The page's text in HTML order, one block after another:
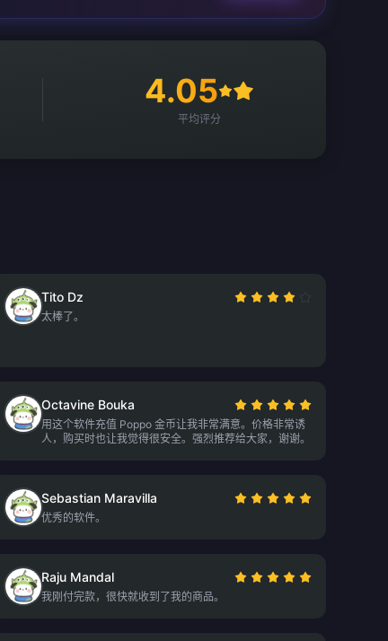
4.05
平均评分
Tito Dz
太棒了。
Octavine Bouka
用这个软件充值 Poppo 金币让我非常满意。价格非常诱
人，购买时也让我觉得很安全。强烈推荐给大家，谢谢。
Sebastian Maravilla
优秀的软件。
Raju Mandal
我刚付完款，很快就收到了我的商品。